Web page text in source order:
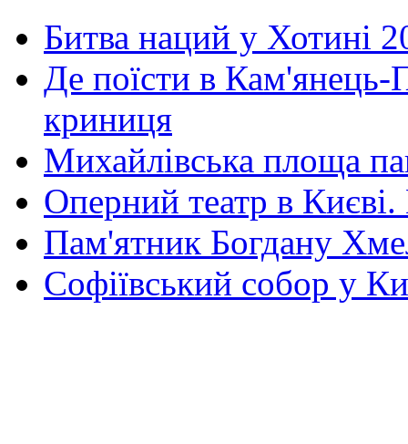
Битва наций у Хотині
Де поїсти в Кам'янець-
криниця
Михайлівська площа
Оперний театр в
Пам'ятник Богдану
Софіївський собор у